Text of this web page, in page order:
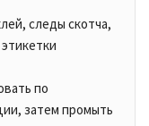
следы скотча,
по
затем промыть